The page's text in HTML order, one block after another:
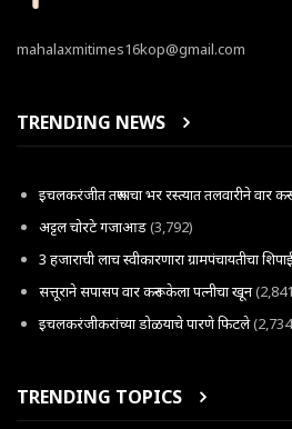
mahalaxmitimes16kop@gmail.com
TRENDING NEWS
इचलकरंजीत तरूणाचा भर रस्त्यात तलवारीने वार
अट्टल चोरटे गजाआड(3,792)
3 हजाराची लाच स्वीकारणारा ग्रामपंचायतीचा
सत्तूराने सपासप वार करून केला पत्नीचा खून
इचलकरंजीकरांच्या डोळयाचे पारणे फिटले
TRENDING TOPICS